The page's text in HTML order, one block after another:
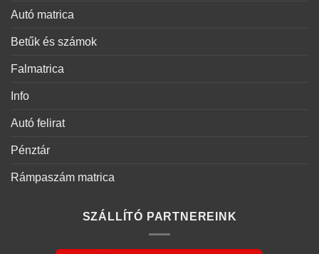
Autó matrica
Betűk és számok
Falmatrica
Info
Autó felirat
Pénztár
Rámpaszám matrica
SZÁLLÍTÓ PARTNEREINK